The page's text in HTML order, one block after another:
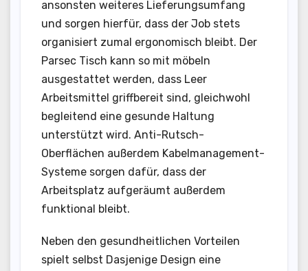
ansonsten weiteres Lieferungsumfang
und sorgen hierfür, dass der Job stets
organisiert zumal ergonomisch bleibt. Der
Parsec Tisch kann so mit möbeln
ausgestattet werden, dass Leer
Arbeitsmittel griffbereit sind, gleichwohl
begleitend eine gesunde Haltung
unterstützt wird. Anti-Rutsch-
Oberflächen außerdem Kabelmanagement-
Systeme sorgen dafür, dass der
Arbeitsplatz aufgeräumt außerdem
funktional bleibt.
Neben den gesundheitlichen Vorteilen
spielt selbst Dasjenige Design eine